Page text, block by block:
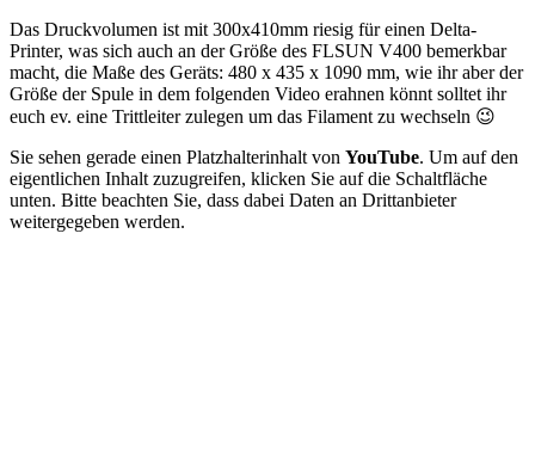
Das Druckvolumen ist mit 300x410mm riesig für einen Delta-
Printer, was sich auch an der Größe des FLSUN V400 bemerkbar
macht, die Maße des Geräts: 480 x 435 x 1090 mm, wie ihr aber der
Größe der Spule in dem folgenden Video erahnen könnt solltet ihr
euch ev. eine Trittleiter zulegen um das Filament zu wechseln 😉
Sie sehen gerade einen Platzhalterinhalt von YouTube. Um auf den
eigentlichen Inhalt zuzugreifen, klicken Sie auf die Schaltfläche
unten. Bitte beachten Sie, dass dabei Daten an Drittanbieter
weitergegeben werden.